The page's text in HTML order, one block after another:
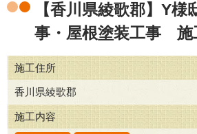
【香川県綾歌郡】Y
事・屋根塗装工事 施
施工住所
香川県綾歌郡
施工内容